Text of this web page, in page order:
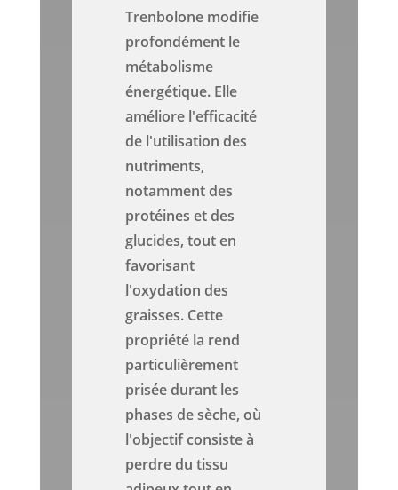
Trenbolone modifie
profondément le
métabolisme
énergétique. Elle
améliore l'efficacité
de l'utilisation des
nutriments,
notamment des
protéines et des
glucides, tout en
favorisant
l'oxydation des
graisses. Cette
propriété la rend
particulièrement
prisée durant les
phases de sèche, où
l'objectif consiste à
perdre du tissu